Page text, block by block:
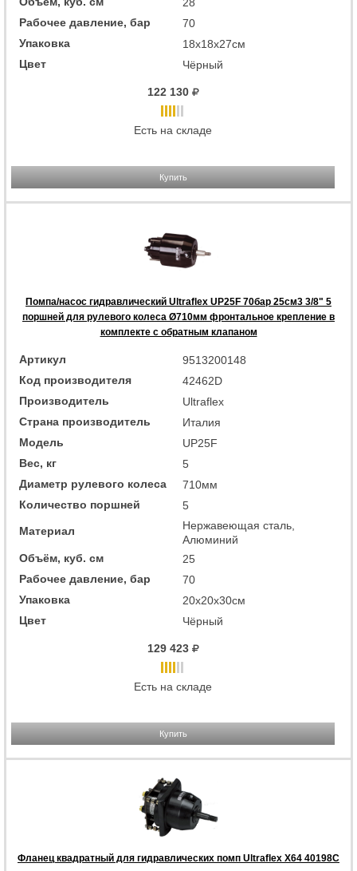
Рабочее давление, бар
70
Упаковка
18x18x27см
Цвет
Чёрный
122 130
Есть на складе
Купить
Помпа/насос гидравлический Ultraflex UP25F 70бар 25см3 3/8" 5
поршней для рулевого колеса Ø710мм фронтальное крепление в
комплекте с обратным клапаном
Артикул
9513200148
Код производителя
42462D
Производитель
Ultraflex
Страна производитель
Италия
Модель
UP25F
Вес, кг
5
Диаметр рулевого колеса
710мм
Количество поршней
5
Материал
Нержавеющая сталь,
Алюминий
Объём, куб. см
25
Рабочее давление, бар
70
Упаковка
20x20x30см
Цвет
Чёрный
129 423
Есть на складе
Купить
Фланец квадратный для гидравлических помп Ultraflex X64 40198C